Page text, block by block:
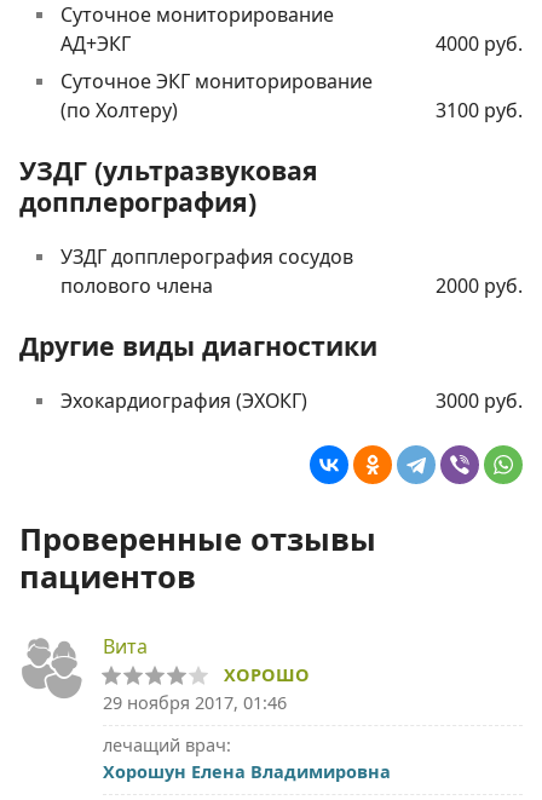
Суточное мониторирование
АД+ЭКГ
4000 руб.
Суточное ЭКГ мониторирование
(по Холтеру)
3100 руб.
УЗДГ (ультразвуковая
допплерография)
УЗДГ допплерография сосудов
полового члена
2000 руб.
Другие виды диагностики
Эхокардиография (ЭХОКГ) 3000 руб.
Проверенные отзывы
пациентов
Вита
ХОРОШО
29 ноября 2017, 01:46
лечащий врач:
Хорошун Елена Владимировна